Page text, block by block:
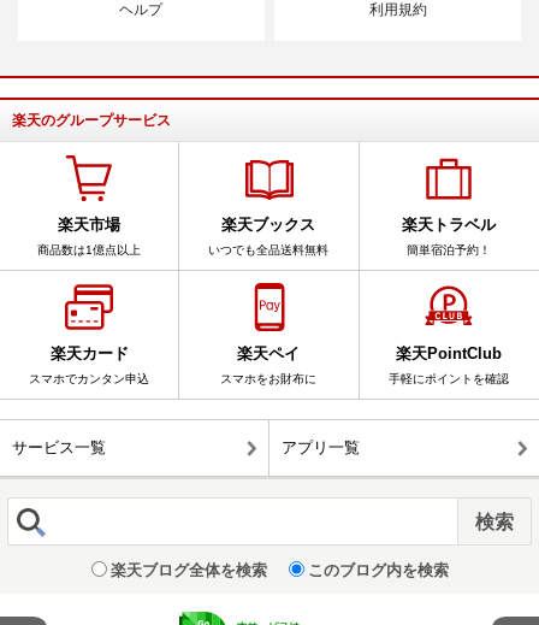
ヘルプ 利用規約
楽天のグループサービス
楽天市場
商品数は1億点以上
楽天ブックス
いつでも全品送料無料
楽天トラベル
簡単宿泊予約！
楽天カード
スマホでカンタン申込
楽天ペイ
スマホをお財布に
楽天PointClub
手軽にポイントを確認
サービス一覧 アプリ一覧
楽天ブログ全体を検索 このブログ内を検索